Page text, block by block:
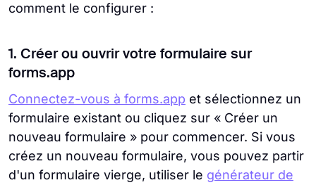
comment le configurer :
1. Créer ou ouvrir votre formulaire sur
forms.app
Connectez-vous à forms.app et sélectionnez un
formulaire existant ou cliquez sur « Créer un
nouveau formulaire » pour commencer. Si vous
créez un nouveau formulaire, vous pouvez partir
d'un formulaire vierge, utiliser le générateur de